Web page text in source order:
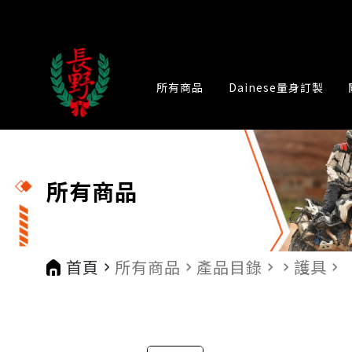
所有商品 Dainese量身訂製
所有商品
首頁 navigate_next 所有商品 navigate_next 產品目錄 navigate_next navigate_next 護具 navigate_next